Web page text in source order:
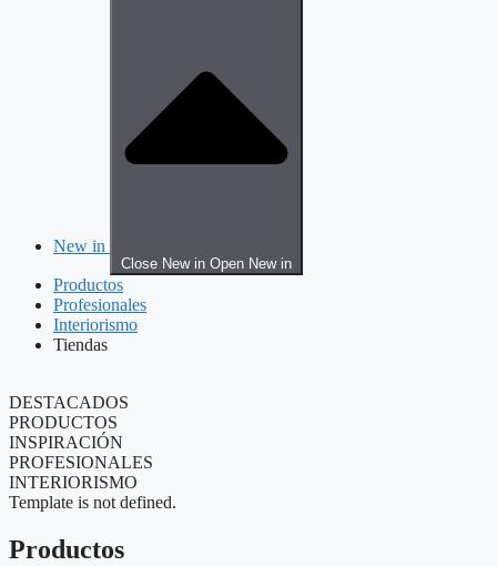
New in
Close New in Open New in
Productos
Profesionales
Interiorismo
Tiendas
DESTACADOS
PRODUCTOS
INSPIRACIÓN
PROFESIONALES
INTERIORISMO
Template is not defined.
Productos